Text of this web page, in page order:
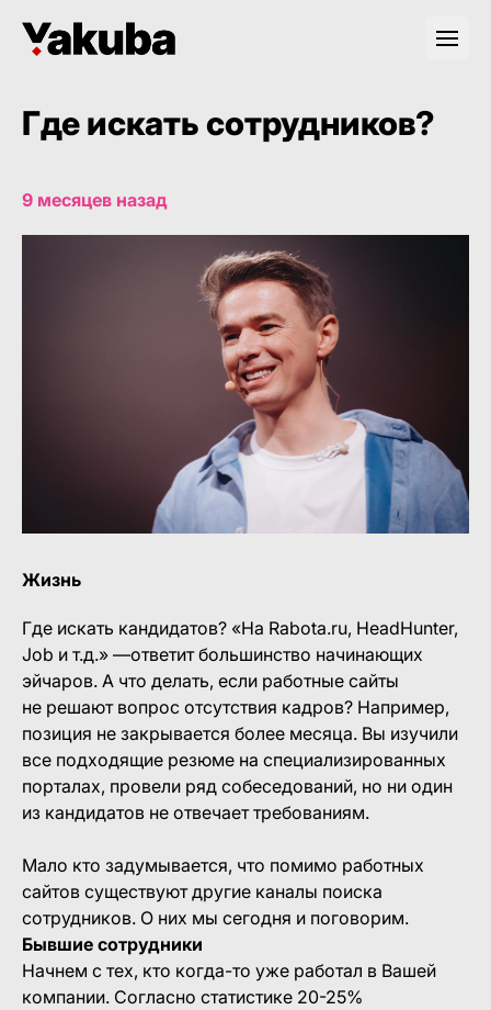
Где искать сотрудников?
9 месяцев назад
Жизнь
Где искать кандидатов? «На Rabota.ru, HeadHunter,
Job и т.д.» —ответит большинство начинающих
эйчаров. А что делать, если работные сайты
не решают вопрос отсутствия кадров? Например,
позиция не закрывается более месяца. Вы изучили
все подходящие резюме на специализированных
порталах, провели ряд собеседований, но ни один
из кандидатов не отвечает требованиям.
Мало кто задумывается, что помимо работных
сайтов существуют другие каналы поиска
сотрудников. О них мы сегодня и поговорим.
Бывшие сотрудники
Начнем с тех, кто когда-то уже работал в Вашей
компании. Согласно статистике 20-25%